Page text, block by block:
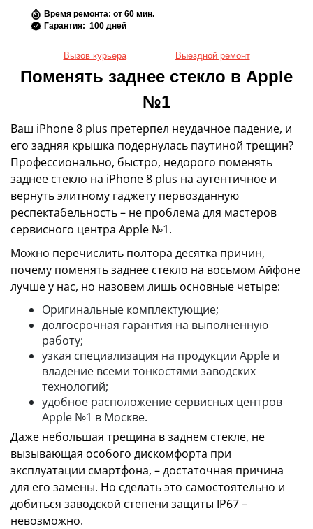
Время ремонта: от 60 мин.
Гарантия: 100 дней
Вызов курьера Выездной ремонт
Поменять заднее стекло в Apple
№1
Ваш iPhone 8 plus претерпел неудачное падение, и
его задняя крышка подернулась паутиной трещин?
Профессионально, быстро, недорого поменять
заднее стекло на iPhone 8 plus на аутентичное и
вернуть элитному гаджету первозданную
респектабельность – не проблема для мастеров
сервисного центра Apple №1.
Можно перечислить полтора десятка причин,
почему поменять заднее стекло на восьмом Айфоне
лучше у нас, но назовем лишь основные четыре:
Оригинальные комплектующие;
долгосрочная гарантия на выполненную
работу;
узкая специализация на продукции Apple и
владение всеми тонкостями заводских
технологий;
удобное расположение сервисных центров
Apple №1 в Москве.
Даже небольшая трещина в заднем стекле, не
вызывающая особого дискомфорта при
эксплуатации смартфона, – достаточная причина
для его замены. Но сделать это самостоятельно и
добиться заводской степени защиты IP67 –
невозможно.